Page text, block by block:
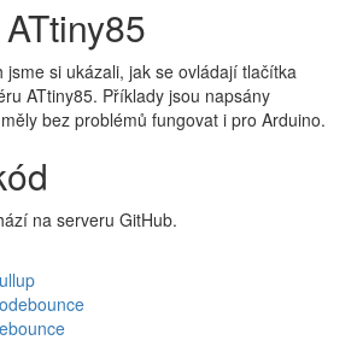
jsme si ukázali, jak se ovládají tlačítka
ATtiny85. Příklady jsou napsány
bez problémů fungovat i pro Arduino.
na serveru GitHub.